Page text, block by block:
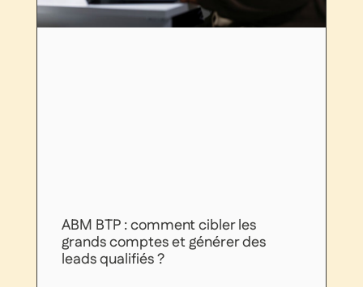
ABM BTP : comment cibler les
grands comptes et générer des
leads qualifiés ?